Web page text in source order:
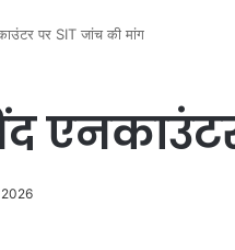
पर SIT जांच की मांग